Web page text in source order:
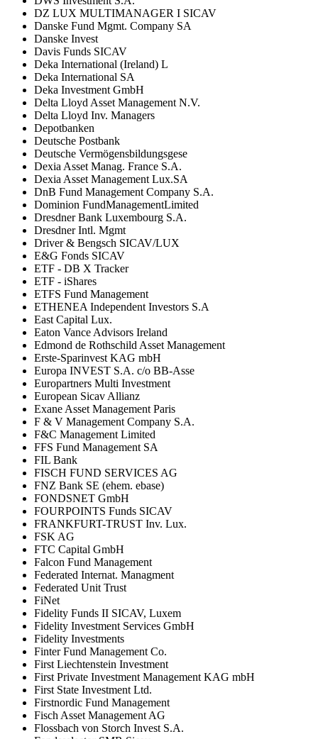
DZ LUX MULTIMANAGER I SICAV
Danske Fund Mgmt. Company SA
Danske Invest
Davis Funds SICAV
Deka International (Ireland) L
Deka International SA
Deka Investment GmbH
Delta Lloyd Asset Management N.V.
Delta Lloyd Inv. Managers
Depotbanken
Deutsche Postbank
Deutsche Vermögensbildungsgese
Dexia Asset Manag. France S.A.
Dexia Asset Management Lux.SA
DnB Fund Management Company S.A.
Dominion FundManagementLimited
Dresdner Bank Luxembourg S.A.
Dresdner Intl. Mgmt
Driver & Bengsch SICAV/LUX
E&G Fonds SICAV
ETF - DB X Tracker
ETF - iShares
ETFS Fund Management
ETHENEA Independent Investors S.A
East Capital Lux.
Eaton Vance Advisors Ireland
Edmond de Rothschild Asset Management
Erste-Sparinvest KAG mbH
Europa INVEST S.A. c/o BB-Asse
Europartners Multi Investment
European Sicav Allianz
Exane Asset Management Paris
F & V Management Company S.A.
F&C Management Limited
FFS Fund Management SA
FIL Bank
FISCH FUND SERVICES AG
FNZ Bank SE (ehem. ebase)
FONDSNET GmbH
FOURPOINTS Funds SICAV
FRANKFURT-TRUST Inv. Lux.
FSK AG
FTC Capital GmbH
Falcon Fund Management
Federated Internat. Managment
Federated Unit Trust
FiNet
Fidelity Funds II SICAV, Luxem
Fidelity Investment Services GmbH
Fidelity Investments
Finter Fund Management Co.
First Liechtenstein Investment
First Private Investment Management KAG mbH
First State Investment Ltd.
Firstnordic Fund Management
Fisch Asset Management AG
Flossbach von Storch Invest S.A.